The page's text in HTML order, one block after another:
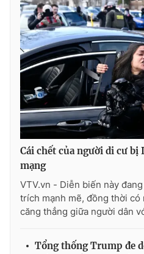
Cái chết của người di cư bị
mạng
VTV.vn - Diễn biến này
trích mạnh mẽ, đồng thời có
căng thẳng giữa người dân
Tổng thống Trump đe